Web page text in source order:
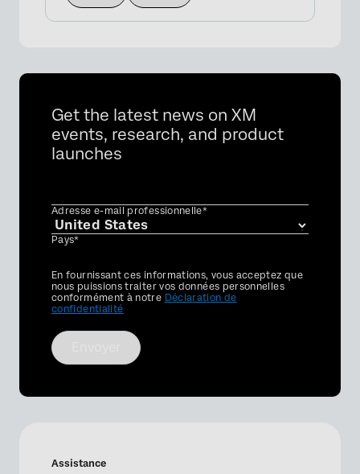
Get the latest news on XM
events, research, and product
launches
Adresse e-mail professionnelle*
Pays*
Privacy
Optin
En fournissant ces informations, vous acceptez que
nous puissions traiter vos données personnelles
conformément à notre Déclaration de
confidentialité
Assistance